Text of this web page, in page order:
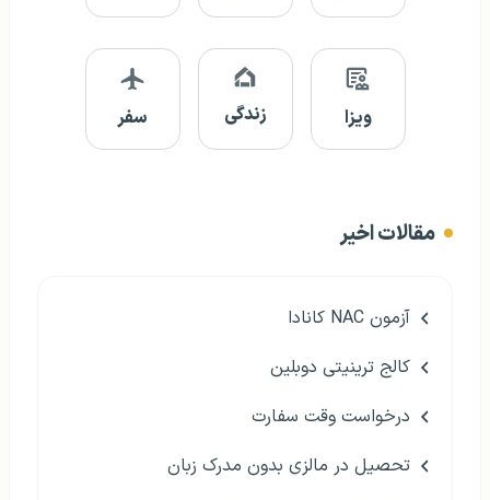
ویزا زندگی سفر
مقالات اخیر
آزمون NAC کانادا
کالج ترینیتی دوبلین
درخواست وقت سفارت
تحصیل در مالزی بدون مدرک زبان